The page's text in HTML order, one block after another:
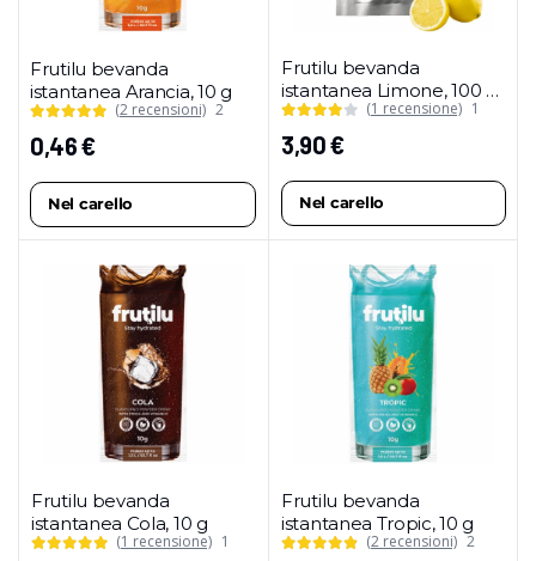
Frutilu bevanda
istantanea Arancia, 10 g
(2 recensioni) 2
0,46€
Nel carello
Frutilu bevanda
istantanea Limone, 100 g
(confezione maxi)
(1 recensione) 1
3,90€
Nel carello
Frutilu bevanda
istantanea Cola, 10 g
(1 recensione) 1
Frutilu bevanda
istantanea Tropic, 10 g
(2 recensioni) 2